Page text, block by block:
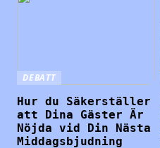
DEBATT
Hur du Säkerställer
att Dina Gäster Är
Nöjda vid Din Nästa
Middagsbjudning